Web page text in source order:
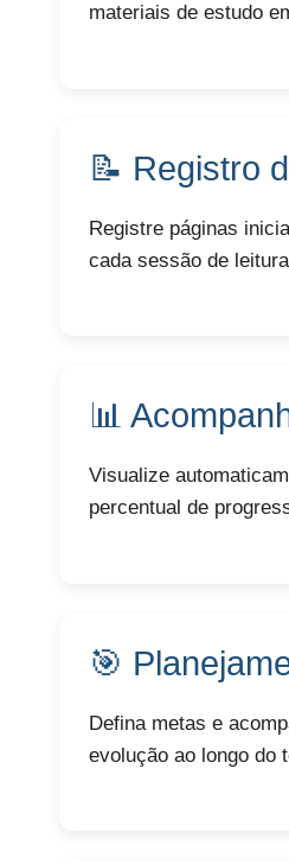
materiais de estudo
📝 Registro
Registre páginas
cada sessão de
📊
Visualize
percentual de
🎯
Defina metas e
evolução ao longo do